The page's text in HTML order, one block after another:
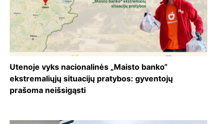
Utenoje vyks nacionalinės „Maisto banko“
ekstremaliųjų situacijų pratybos: gyventojų
prašoma neišsigąsti